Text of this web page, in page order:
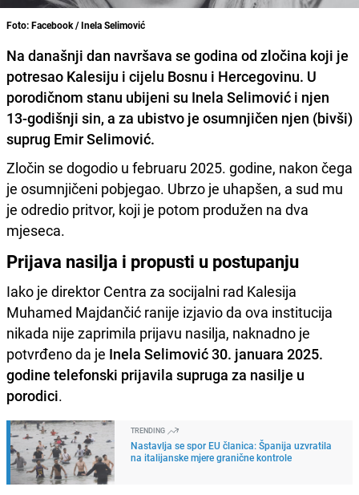
Foto: Facebook / Inela Selimović
Na današnji dan navršava se godina od zločina koji je
potresao Kalesiju i cijelu Bosnu i Hercegovinu. U
porodičnom stanu ubijeni su Inela Selimović i njen
13-godišnji sin, a za ubistvo je osumnjičen njen (bivši)
suprug Emir Selimović.
Zločin se dogodio u februaru 2025. godine, nakon čega
je osumnjičeni pobjegao. Ubrzo je uhapšen, a sud mu
je odredio pritvor, koji je potom produžen na dva
mjeseca.
Prijava nasilja i propusti u postupanju
Iako je direktor Centra za socijalni rad Kalesija
Muhamed Majdančić ranije izjavio da ova institucija
nikada nije zaprimila prijavu nasilja, naknadno je
potvrđeno da je Inela Selimović 30. januara 2025.
godine telefonski prijavila supruga za nasilje u
porodici.
TRENDING
Nastavlja se spor EU članica: Španija uzvratila
na italijanske mjere granične kontrole